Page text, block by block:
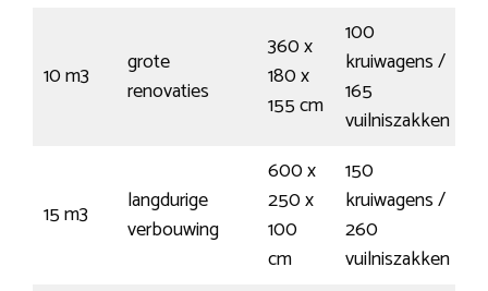
10 m3
grote
renovaties
360 x
180 x
155 cm
100
kruiwagens /
165
vuilniszakken
15 m3
langdurige
verbouwing
600 x
250 x
100
cm
150
kruiwagens /
260
vuilniszakken